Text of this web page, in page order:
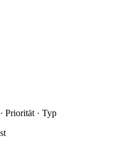
Priorität · Typ